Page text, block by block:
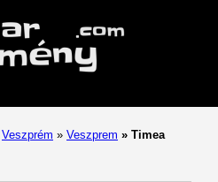
Veszprém » Veszprem » Timea